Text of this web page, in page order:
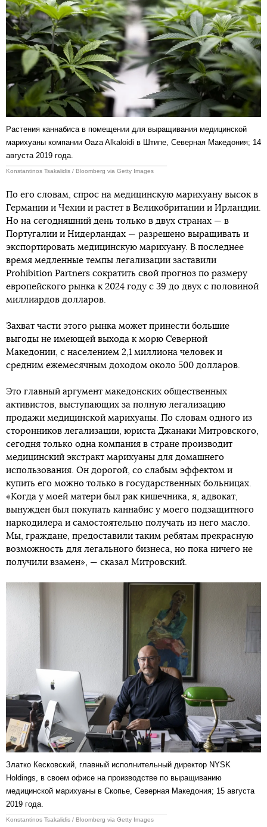
Растения каннабиса в помещении для выращивания медицинской
марихуаны компании Oaza Alkaloidi в Штипе, Северная Македония; 14
августа 2019 года.
Konstantinos Tsakalidis / Bloomberg via Getty Images
По его словам, спрос на медицинскую марихуану высок в
Германии и Чехии и растет в Великобритании и Ирландии.
Но на сегодняшний день только в двух странах — в
Португалии и Нидерландах — разрешено выращивать и
экспортировать медицинскую марихуану. В последнее
время медленные темпы легализации заставили
Prohibition Partners сократить свой прогноз по размеру
европейского рынка к 2024 году с 39 до двух с половиной
миллиардов долларов.
Захват части этого рынка может принести большие
выгоды не имеющей выхода к морю Северной
Македонии, с населением 2,1 миллиона человек и
средним ежемесячным доходом около 500 долларов.
Это главный аргумент македонских общественных
активистов, выступающих за полную легализацию
продажи медицинской марихуаны. По словам одного из
сторонников легализации, юриста Джанаки Митровского,
сегодня только одна компания в стране производит
медицинский экстракт марихуаны для домашнего
использования. Он дорогой, со слабым эффектом и
купить его можно только в государственных больницах.
«Когда у моей матери был рак кишечника, я, адвокат,
вынужден был покупать каннабис у моего подзащитного
наркодилера и самостоятельно получать из него масло.
Мы, граждане, предоставили таким ребятам прекрасную
возможность для легального бизнеса, но пока ничего не
получили взамен», — сказал Митровский.
Златко Кесковский, главный исполнительный директор NYSK
Holdings, в своем офисе на производстве по выращиванию
медицинской марихуаны в Скопье, Северная Македония; 15 августа
2019 года.
Konstantinos Tsakalidis / Bloomberg via Getty Images